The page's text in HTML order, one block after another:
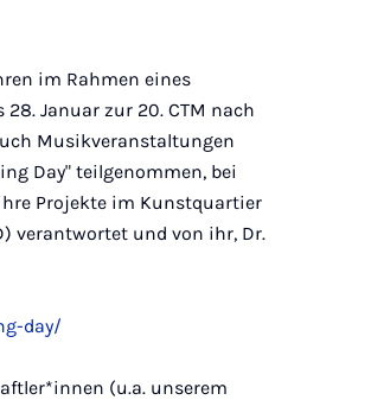
im Rahmen eines
Januar zur 20. CTM nach
Musikveranstaltungen
Day" teilgenommen, bei
Projekte im Kunstquartier
verantwortet und von ihr, Dr.
day/
(u.a. unserem